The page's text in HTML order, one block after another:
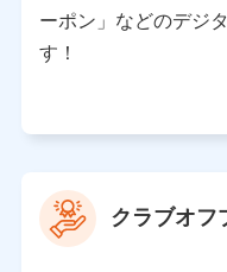
東京都中央区日本橋
本橋ビル 3F
ソナルデータ憲章」に
※ パーソナルデータ
管理」の設定状態に
ーポン」などのデジ
す！
クラブオフ